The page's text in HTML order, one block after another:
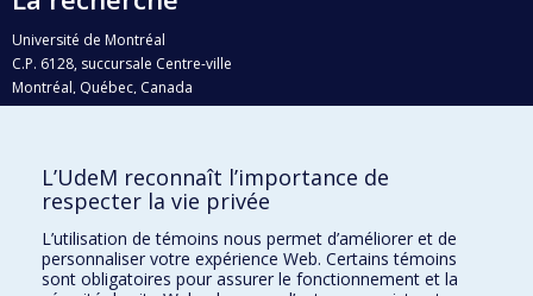
Université de Montréal
C.P. 6128, succursale Centre-ville
Montréal, Québec, Canada
H3C 3J7
Qui fait quoi?
Nous trouver
Plan du site
L’UdeM reconnaît l’importance de
respecter la vie privée
L’utilisation de témoins nous permet d’améliorer et de
personnaliser votre expérience Web. Certains témoins
sont obligatoires pour assurer le fonctionnement et la